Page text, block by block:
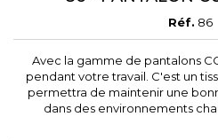
Réf. 86
Avec la gamme de pantalons
pendant votre travail. C'est un
permettra de maintenir une
dans des environnements